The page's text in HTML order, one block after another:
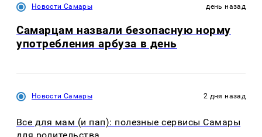
Новости Самары день назад
Самарцам назвали безопасную норму
употребления арбуза в день
Новости Самары 2 дня назад
Все для мам (и пап): полезные сервисы Самары